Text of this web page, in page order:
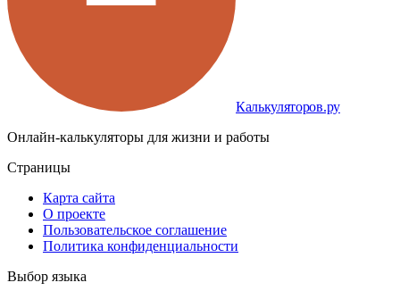
Калькуляторов.ру
Онлайн-калькуляторы для жизни и работы
Страницы
Карта сайта
О проекте
Пользовательское соглашение
Политика конфиденциальности
Выбор языка